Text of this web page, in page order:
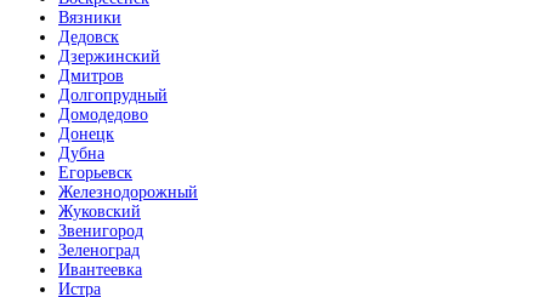
Вязники
Дедовск
Дзержинский
Дмитров
Долгопрудный
Домодедово
Донецк
Дубна
Егорьевск
Железнодорожный
Жуковский
Звенигород
Зеленоград
Ивантеевка
Истра